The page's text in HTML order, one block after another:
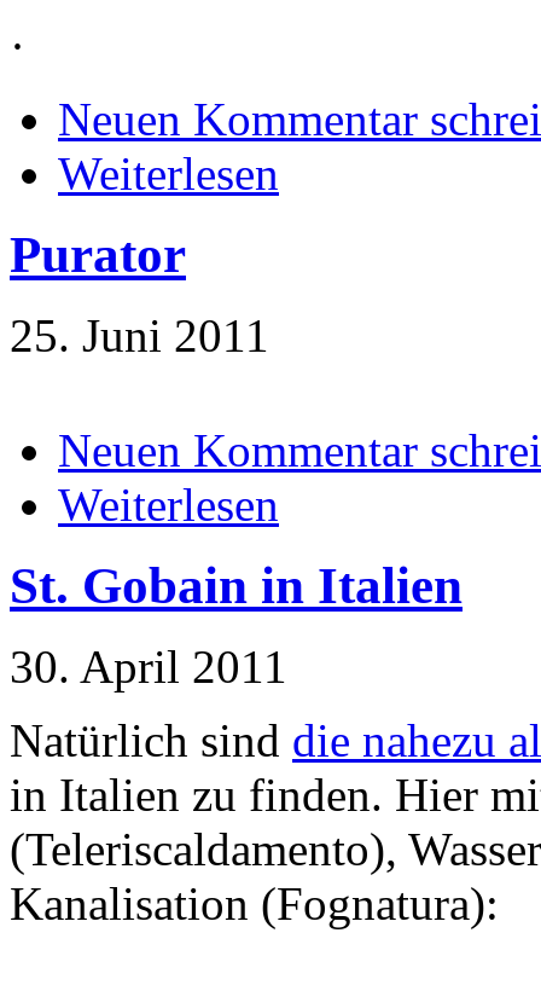
·
Neuen Kommentar
Weiterlesen
Purator
25. Juni 2011
Neuen Kommentar
Weiterlesen
St. Gobain in Italien
30. April 2011
Natürlich sind die nahezu
in Italien zu finden. Hier
(Teleriscaldamento),
Kanalisation (Fognatura):